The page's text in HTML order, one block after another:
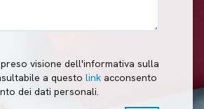
visione dell'informativa sulla
a questo link acconsento
dei dati personali.